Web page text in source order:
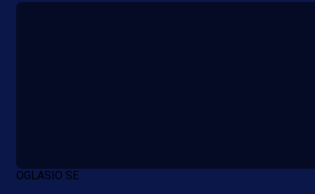
OGLASIO SE